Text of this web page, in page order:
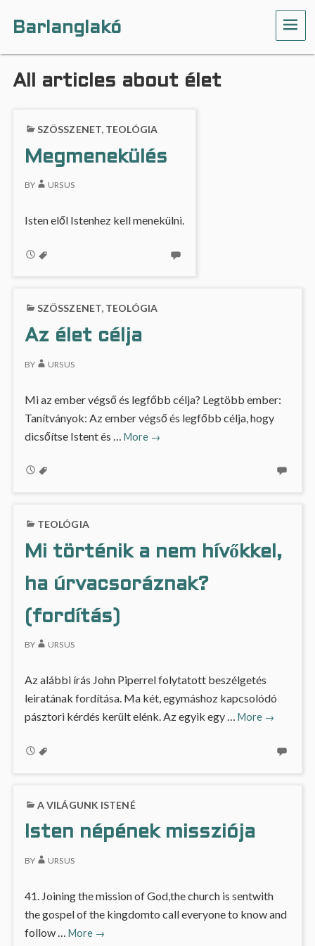
Barlanglakó
All articles about élet
SZÖSSZENET, TEOLÓGIA
Megmenekülés
BY URSUS
Isten elől Istenhez kell menekülni.
SZÖSSZENET, TEOLÓGIA
Az élet célja
BY URSUS
Mi az ember végső és legfőbb célja? Legtöbb ember:
Tanítványok: Az ember végső és legfőbb célja, hogy
dicsőítse Istent és … More
Az
→
TEOLÓGIA
Mi történik a nem hívőkkel,
ha úrvacsoráznak?
(fordítás)
BY URSUS
Az alábbi írás John Piperrel folytatott beszélgetés
leiratának fordítása. Ma két, egymáshoz kapcsolódó
pásztori kérdés került elénk. Az egyik egy … More
Mi
→
A VILÁGUNK ISTENÉ
Isten népének missziója
BY URSUS
41. Joining the mission of God,the church is sentwith
the gospel of the kingdomto call everyone to know and
follow … More
Isten
→